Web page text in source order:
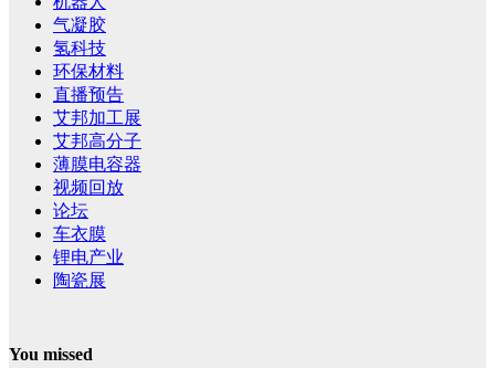
气凝胶
氢科技
环保材料
直播预告
艾邦加工展
艾邦高分子
薄膜电容器
视频回放
论坛
车衣膜
锂电产业
陶瓷展
You missed